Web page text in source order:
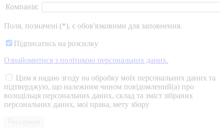
Компанія:
Поля, позначені (*), є обов'язковими для заповнення.
Підписатись на розсилку
Ознайомитися з політикою персональних даних.
Цим я надаю згоду на обробку моїх персональних даних та
підтверджую, що належним чином повідомлений(а) про
володільця персональних даних, склад та зміст зібраних
персональних даних, мої права, мету збору